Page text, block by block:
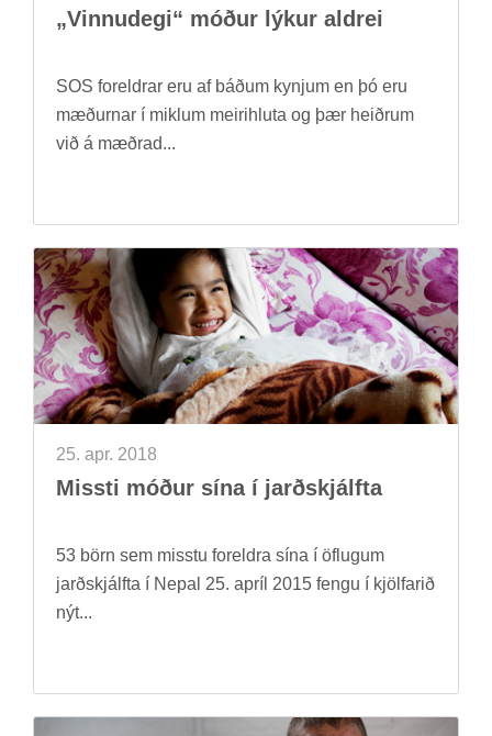
„Vinnu­degi“ móð­ur lýk­ur aldrei
SOS for­eldr­ar eru af báð­um kynj­um en þó eru
mæð­urn­ar í mikl­um meiri­hluta og þær heiðr­um
við á mæðrad...
25. apr. 2018
Missti móð­ur sína í jarð­skjálfta
53 börn sem misstu for­eldra sína í öfl­ug­um
jarð­skjálfta í Nepal 25. apríl 2015 fengu í kjöl­far­ið
nýt...